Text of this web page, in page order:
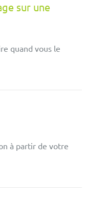
sur une
quand vous le
à partir de votre